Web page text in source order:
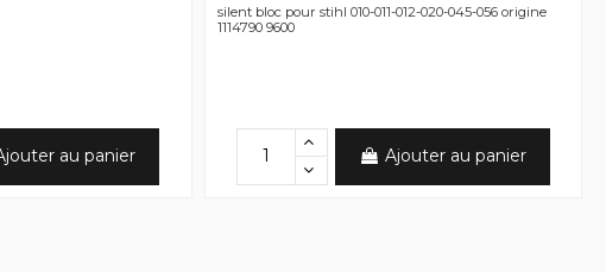
au panier
silent bloc pour stihl 010-011-012-020-045-056 origine
1114790 9600
Ajouter au panier